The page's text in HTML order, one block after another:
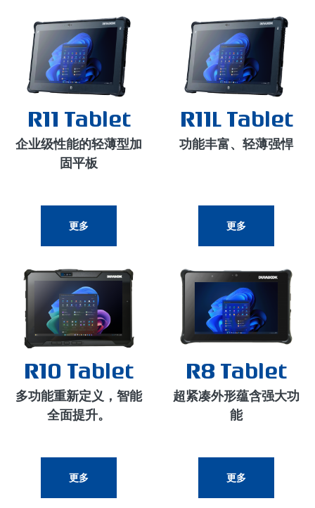
R11 Tablet
企业级性能的轻薄型加
固平板
更多
R11L Tablet
功能丰富、轻薄强悍
更多
R10 Tablet
多功能重新定义，智能
全面提升。
更多
R8 Tablet
超紧凑外形蕴含强大功
能
更多